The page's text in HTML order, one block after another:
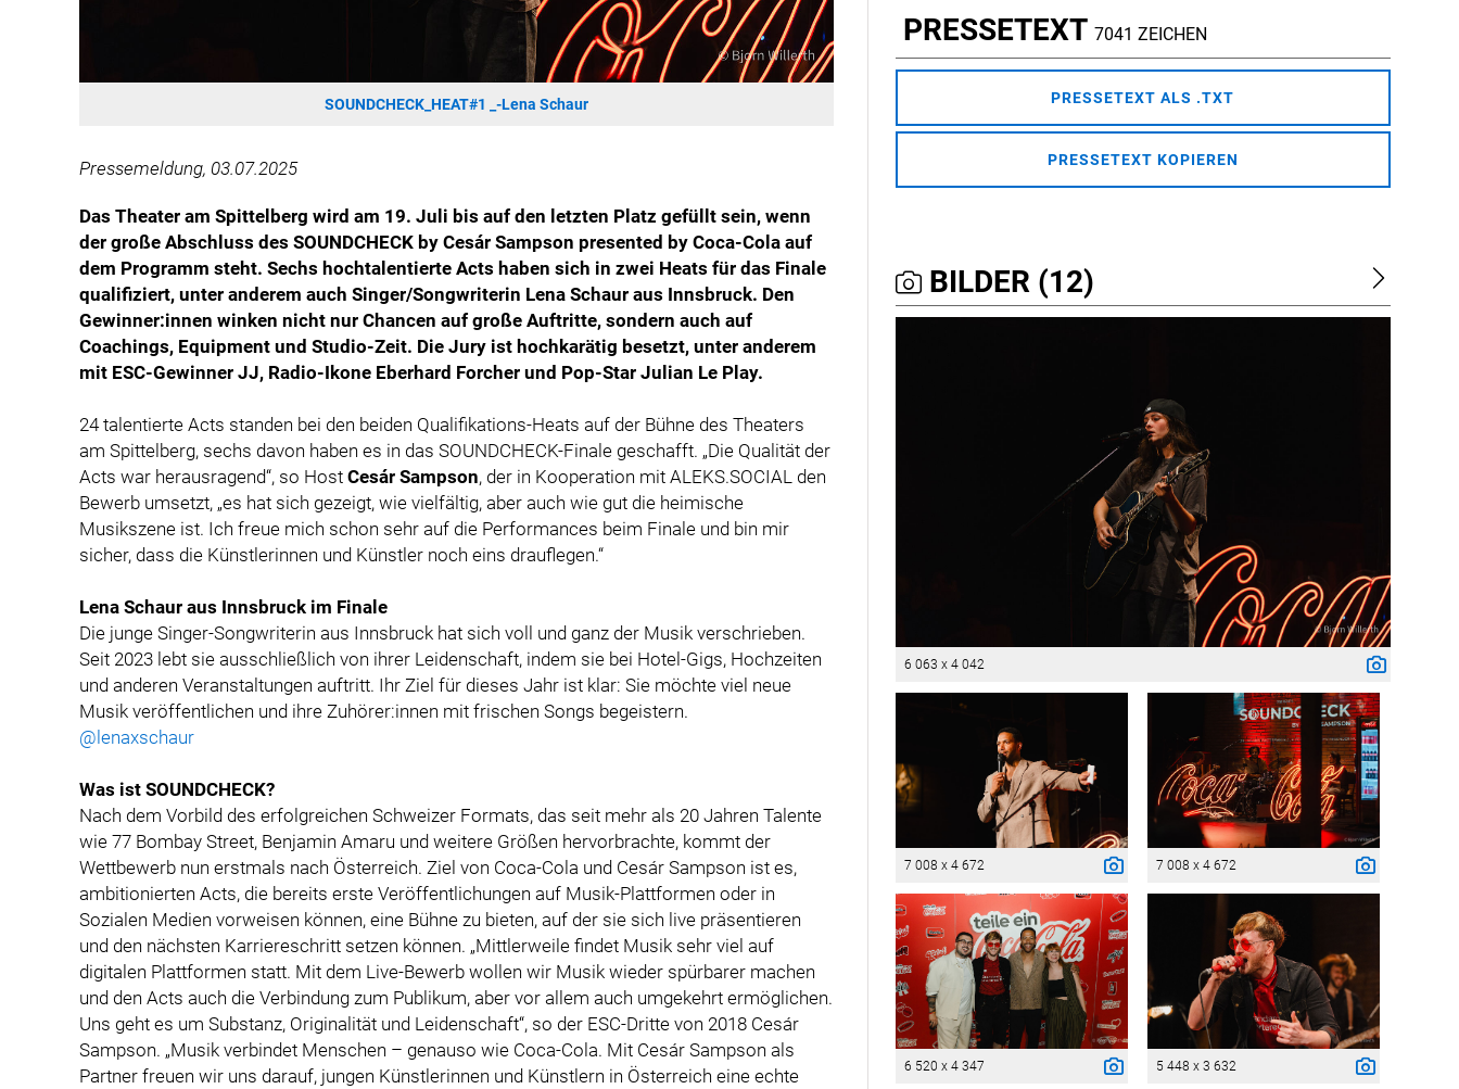
SOUNDCHECK_HEAT#1 _-Lena Schaur
Pressemeldung, 03.07.2025
Das Theater am Spittelberg wird am 19. Juli bis auf den letzten Platz gefüllt sein, wenn
der große Abschluss des SOUNDCHECK by Cesár Sampson presented by Coca-Cola auf
dem Programm steht. Sechs hochtalentierte Acts haben sich in zwei Heats für das Finale
qualifiziert, unter anderem auch Singer/Songwriterin Lena Schaur aus Innsbruck. Den
Gewinner:innen winken nicht nur Chancen auf große Auftritte, sondern auch auf
Coachings, Equipment und Studio-Zeit. Die Jury ist hochkarätig besetzt, unter anderem
mit ESC-Gewinner JJ, Radio-Ikone Eberhard Forcher und Pop-Star Julian Le Play.
24 talentierte Acts standen bei den beiden Qualifikations-Heats auf der Bühne des Theaters
am Spittelberg, sechs davon haben es in das SOUNDCHECK-Finale geschafft. „Die Qualität der
Acts war herausragend“, so Host Cesár Sampson, der in Kooperation mit ALEKS.SOCIAL den
Bewerb umsetzt, „es hat sich gezeigt, wie vielfältig, aber auch wie gut die heimische
Musikszene ist. Ich freue mich schon sehr auf die Performances beim Finale und bin mir
sicher, dass die Künstlerinnen und Künstler noch eins drauflegen.“
Lena Schaur aus Innsbruck im Finale
Die junge Singer-Songwriterin aus Innsbruck hat sich voll und ganz der Musik verschrieben.
Seit 2023 lebt sie ausschließlich von ihrer Leidenschaft, indem sie bei Hotel-Gigs, Hochzeiten
und anderen Veranstaltungen auftritt. Ihr Ziel für dieses Jahr ist klar: Sie möchte viel neue
Musik veröffentlichen und ihre Zuhörer:innen mit frischen Songs begeistern.
@lenaxschaur
Was ist SOUNDCHECK?
Nach dem Vorbild des erfolgreichen Schweizer Formats, das seit mehr als 20 Jahren Talente
wie 77 Bombay Street, Benjamin Amaru und weitere Größen hervorbrachte, kommt der
Wettbewerb nun erstmals nach Österreich. Ziel von Coca-Cola und Cesár Sampson ist es,
ambitionierten Acts, die bereits erste Veröffentlichungen auf Musik-Plattformen oder in
Sozialen Medien vorweisen können, eine Bühne zu bieten, auf der sie sich live präsentieren
und den nächsten Karriereschritt setzen können. „Mittlerweile findet Musik sehr viel auf
digitalen Plattformen statt. Mit dem Live-Bewerb wollen wir Musik wieder spürbarer machen
und den Acts auch die Verbindung zum Publikum, aber vor allem auch umgekehrt ermöglichen.
Uns geht es um Substanz, Originalität und Leidenschaft“, so der ESC-Dritte von 2018 Cesár
Sampson. „Musik verbindet Menschen – genauso wie Coca-Cola. Mit Cesár Sampson als
Partner freuen wir uns darauf, jungen Künstlerinnen und Künstlern in Österreich eine echte
PRESSETEXT 7041 ZEICHEN
PRESSETEXT ALS .TXT
PRESSETEXT KOPIEREN
BILDER (12)
6 063 x 4 042
7 008 x 4 672 7 008 x 4 672
6 520 x 4 347 5 448 x 3 632